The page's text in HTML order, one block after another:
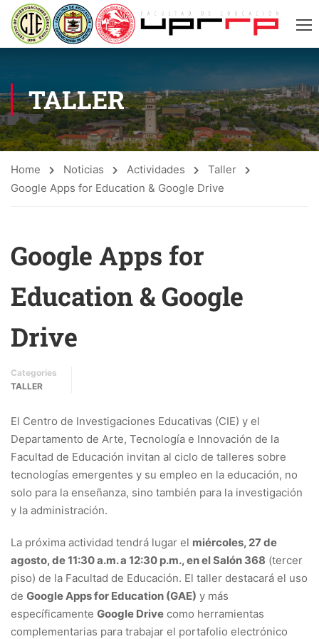
TALLER
Home Noticias Actividades
Taller
Google Apps for Education & Google Drive
Google Apps for
Education & Google
Drive
Categories
TALLER
El Centro de Investigaciones Educativas (CIE) y el
Departamento de Arte, Tecnología e Innovación de la
Facultad de Educación invitan al ciclo de talleres sobre
tecnologías emergentes y su empleo en la educación, no
solo para la enseñanza, sino también para la investigación
y la administración.
La próxima actividad tendrá lugar el miércoles, 27 de
agosto, de 11:30 a.m. a 12:30 p.m., en el Salón 368 (tercer
piso) de la Facultad de Educación. El taller destacará el uso
de Google Apps for Education (GAE) y más
específicamente Google Drive como herramientas
complementarias para trabajar el portafolio electrónico